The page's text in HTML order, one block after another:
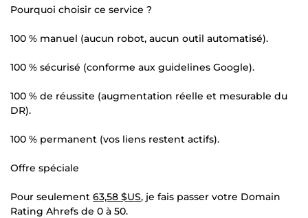
Pourquoi choisir ce service ?
100 % manuel (aucun robot, aucun outil automatisé).
100 % sécurisé (conforme aux guidelines Google).
100 % de réussite (augmentation réelle et mesurable du
DR).
100 % permanent (vos liens restent actifs).
Offre spéciale
Pour seulement 63,58 $US, je fais passer votre Domain
Rating Ahrefs de 0 à 50.